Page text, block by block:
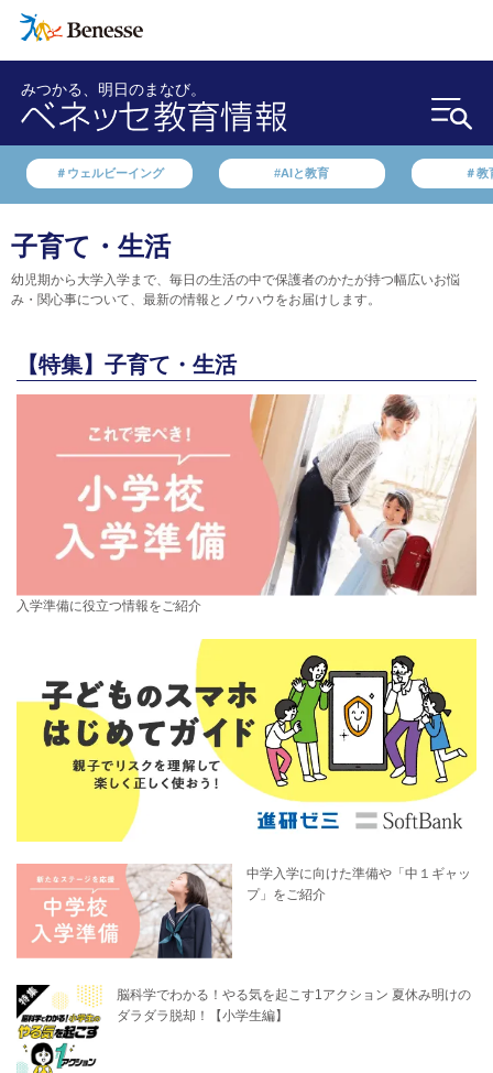
みつかる、明日のまなび。
＃ウェルビーイング #AIと教育 ＃教
子育て・生活
幼児期から大学入学まで、毎日の生活の中で保護者のかたが持つ幅広いお悩
み・関心事について、最新の情報とノウハウをお届けします。
【特集】子育て・生活
入学準備に役立つ情報をご紹介
中学入学に向けた準備や「中１ギャッ
プ」をご紹介
脳科学でわかる！やる気を起こす1アクション 夏休み明けの
ダラダラ脱却！【小学生編】